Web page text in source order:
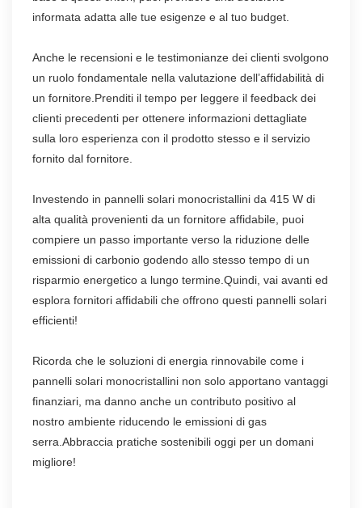
informata adatta alle tue esigenze e al tuo budget.
Anche le recensioni e le testimonianze dei clienti svolgono
un ruolo fondamentale nella valutazione dell’affidabilità di
un fornitore.Prenditi il tempo per leggere il feedback dei
clienti precedenti per ottenere informazioni dettagliate
sulla loro esperienza con il prodotto stesso e il servizio
fornito dal fornitore.
Investendo in pannelli solari monocristallini da 415 W di
alta qualità provenienti da un fornitore affidabile, puoi
compiere un passo importante verso la riduzione delle
emissioni di carbonio godendo allo stesso tempo di un
risparmio energetico a lungo termine.Quindi, vai avanti ed
esplora fornitori affidabili che offrono questi pannelli solari
efficienti!
Ricorda che le soluzioni di energia rinnovabile come i
pannelli solari monocristallini non solo apportano vantaggi
finanziari, ma danno anche un contributo positivo al
nostro ambiente riducendo le emissioni di gas
serra.Abbraccia pratiche sostenibili oggi per un domani
migliore!